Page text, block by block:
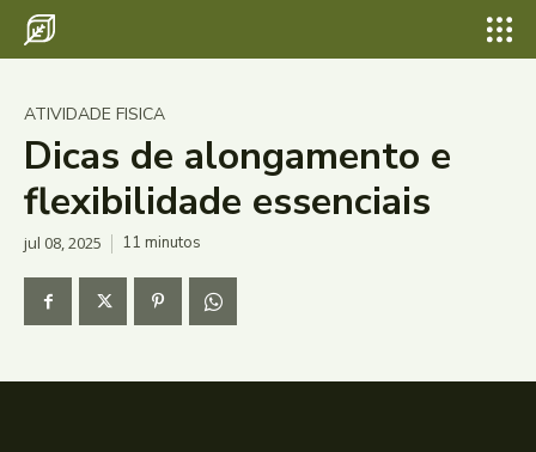
ATIVIDADE FISICA
Dicas de alongamento e
flexibilidade essenciais
jul 08, 2025 11 minutos